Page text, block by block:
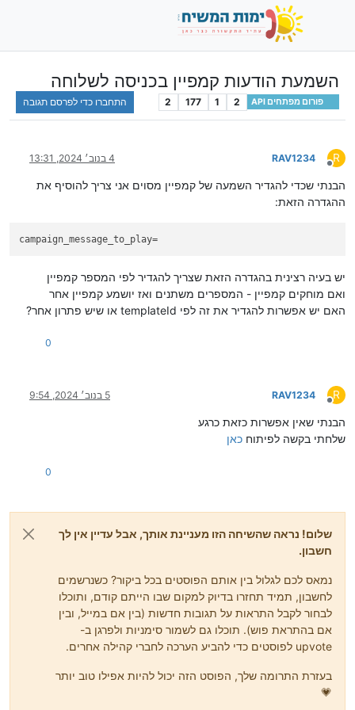
השמעת הודעות קמפיין בכניסה לשלוחה
פורום מפתחים API 2
1
177
2 התחברו כדי לפרסם תגובה
R
מנותק
RAV1234 4 בנוב׳ 2024, 13:31
הבנתי שכדי להגדיר השמעה של קמפיין מסוים אני צריך להוסיף את
ההגדרה הזאת:
campaign_message_to_play=
יש בעיה רצינית בהגדרה הזאת שצריך להגדיר לפי המספר קמפיין
ואם מוחקים קמפיין - המספרים משתנים ואז יושמע קמפיין אחר
האם יש אפשרות להגדיר את זה לפי templateId או שיש פתרון אחר?
0
R
מנותק
RAV1234 5 בנוב׳ 2024, 9:54
הבנתי שאין אפשרות כזאת כרגע
שלחתי בקשה לפיתוח כאן
0
שלום! נראה שהשיחה הזו מעניינת אותך, אבל עדיין אין לך
חשבון.
נמאס לכם לגלול בין אותם הפוסטים בכל ביקור? כשנרשמים
לחשבון, תמיד תחזרו בדיוק למקום שבו הייתם קודם, ותוכלו
לבחור לקבל התראות על תגובות חדשות (בין אם במייל, ובין
אם בהתראת פוש). תוכלו גם לשמור סימניות ולפרגן ב-
upvote לפוסטים כדי להביע הערכה לחברי קהילה אחרים.
בעזרת התרומה שלך, הפוסט הזה יכול להיות אפילו טוב יותר
💗